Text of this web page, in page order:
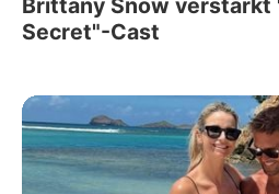
Brittany Snow verstärkt
Secret"-Cast